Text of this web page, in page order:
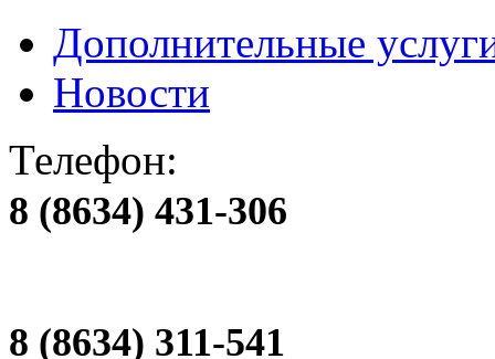
Дополнительные
Новости
Телефон:
8 (8634) 431-306
8 (8634) 311-541